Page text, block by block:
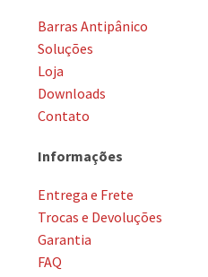
Barras Antipânico
Soluções
Loja
Downloads
Contato
Informações
Entrega e Frete
Trocas e Devoluções
Garantia
FAQ